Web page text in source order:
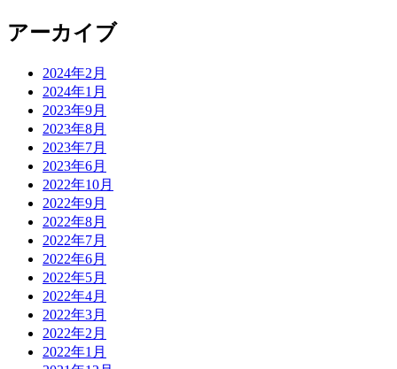
アーカイブ
2024年2月
2024年1月
2023年9月
2023年8月
2023年7月
2023年6月
2022年10月
2022年9月
2022年8月
2022年7月
2022年6月
2022年5月
2022年4月
2022年3月
2022年2月
2022年1月